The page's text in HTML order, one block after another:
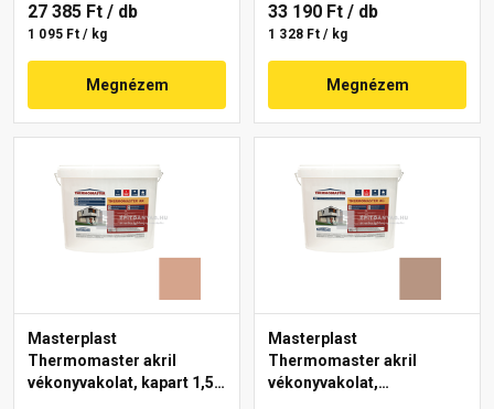
27 385 Ft / db
1 095 Ft / kg
Megnézem
33 190 Ft / db
1 328 Ft / kg
Megnézem
Masterplast
Thermomaster akril
vékonyvakolat, kapart 1,5
Masterplast
Thermomaster akril
vékonyvakolat,